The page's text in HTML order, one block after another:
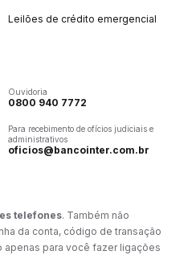
Leilões de crédito emergencial
Ouvidoria
0800 940 7772
Para recebimento de ofícios judiciais e
administrativos
oficios@bancointer.com.br
telefones. Também não
da conta, código de transação
apenas para você fazer ligações